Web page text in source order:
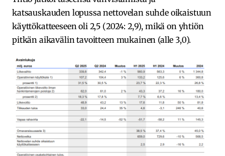
katsauskauden lopussa nettovelan suhde oikaistuun
käyttökatteeseen oli 2,5 (2024: 2,9), mikä on yhtiön
pitkän aikavälin tavoitteen mukainen (alle 3,0).